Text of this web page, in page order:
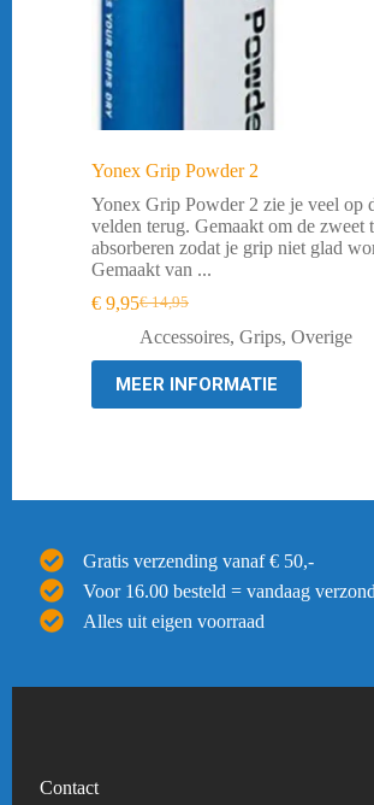
Yonex Grip Powder 2
Yonex Grip Powder 2 zie je veel op
velden terug. Gemaakt om de zweet
absorberen zodat je grip niet glad
Gemaakt van ...
€14,95
Oorspronkelijke
prijs
was:
€ 14,95.
€ 9,95Huidige
prijs
is:
€ 9,95.
Accessoires, Grips, Overige
MEER INFORMATIE
Gratis verzending vanaf € 50,-
Voor 16.00 besteld = vandaag
Alles uit eigen voorraad
Contact